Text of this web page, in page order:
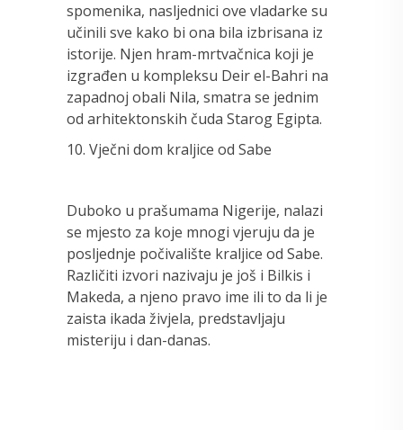
spomenika, nasljednici ove vladarke su
učinili sve kako bi ona bila izbrisana iz
istorije. Njen hram-mrtvačnica koji je
izgrađen u kompleksu Deir el-Bahri na
zapadnoj obali Nila, smatra se jednim
od arhitektonskih čuda Starog Egipta.
10. Vječni dom kraljice od Sabe
Duboko u prašumama Nigerije, nalazi
se mjesto za koje mnogi vjeruju da je
posljednje počivalište kraljice od Sabe.
Različiti izvori nazivaju je još i Bilkis i
Makeda, a njeno pravo ime ili to da li je
zaista ikada živjela, predstavljaju
misteriju i dan-danas.